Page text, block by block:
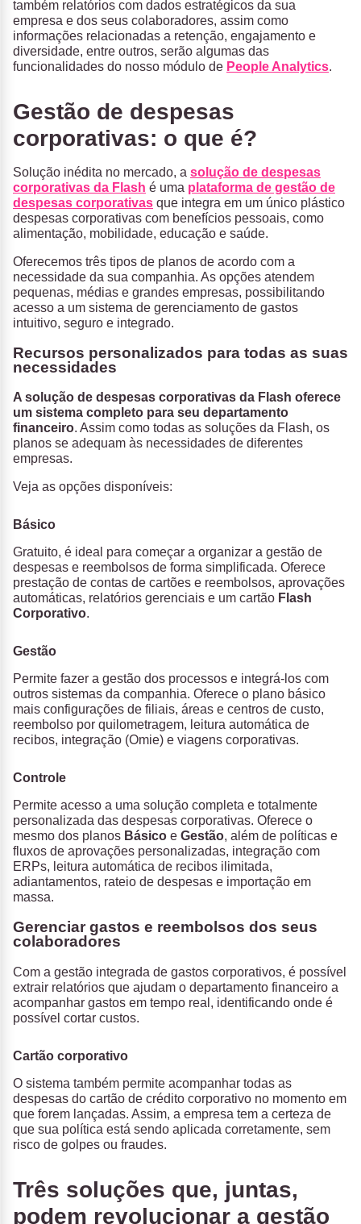
também relatórios com dados estratégicos da sua
empresa e dos seus colaboradores, assim como
informações relacionadas a retenção, engajamento e
diversidade, entre outros, serão algumas das
funcionalidades do nosso módulo de People Analytics.
Gestão de despesas
corporativas: o que é?
Solução inédita no mercado, a solução de despesas
corporativas da Flash é uma plataforma de gestão de
despesas corporativas que integra em um único plástico
despesas corporativas com benefícios pessoais, como
alimentação, mobilidade, educação e saúde.
Oferecemos três tipos de planos de acordo com a
necessidade da sua companhia. As opções atendem
pequenas, médias e grandes empresas, possibilitando
acesso a um sistema de gerenciamento de gastos
intuitivo, seguro e integrado.
Recursos personalizados para todas as suas
necessidades
A solução de despesas corporativas da Flash oferece
um sistema completo para seu departamento
financeiro. Assim como todas as soluções da Flash, os
planos se adequam às necessidades de diferentes
empresas.
Veja as opções disponíveis:
Básico
Gratuito, é ideal para começar a organizar a gestão de
despesas e reembolsos de forma simplificada. Oferece
prestação de contas de cartões e reembolsos, aprovações
automáticas, relatórios gerenciais e um cartão Flash
Corporativo.
Gestão
Permite fazer a gestão dos processos e integrá-los com
outros sistemas da companhia. Oferece o plano básico
mais configurações de filiais, áreas e centros de custo,
reembolso por quilometragem, leitura automática de
recibos, integração (Omie) e viagens corporativas.
Controle
Permite acesso a uma solução completa e totalmente
personalizada das despesas corporativas. Oferece o
mesmo dos planos Básico e Gestão, além de políticas e
fluxos de aprovações personalizadas, integração com
ERPs, leitura automática de recibos ilimitada,
adiantamentos, rateio de despesas e importação em
massa.
Gerenciar gastos e reembolsos dos seus
colaboradores
Com a gestão integrada de gastos corporativos, é possível
extrair relatórios que ajudam o departamento financeiro a
acompanhar gastos em tempo real, identificando onde é
possível cortar custos.
Cartão corporativo
O sistema também permite acompanhar todas as
despesas do cartão de crédito corporativo no momento em
que forem lançadas. Assim, a empresa tem a certeza de
que sua política está sendo aplicada corretamente, sem
risco de golpes ou fraudes.
Três soluções que, juntas,
podem revolucionar a gestão